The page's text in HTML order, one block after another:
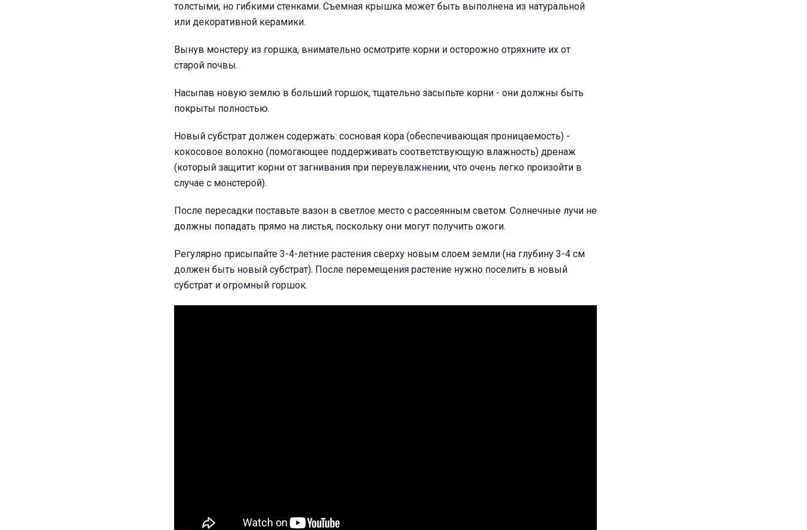
толстыми, но гибкими стенками. Съемная крышка может быть выполнена из натуральной
или декоративной керамики.
Вынув монстеру из горшка, внимательно осмотрите корни и осторожно отряхните их от
старой почвы.
Насыпав новую землю в больший горшок, тщательно засыпьте корни - они должны быть
покрыты полностью.
Новый субстрат должен содержать: сосновая кора (обеспечивающая проницаемость) -
кокосовое волокно (помогающее поддерживать соответствующую влажность) дренаж
(который защитит корни от загнивания при переувлажнении, что очень легко произойти в
случае с монстерой).
После пересадки поставьте вазон в светлое место с рассеянным светом. Солнечные лучи не
должны попадать прямо на листья, поскольку они могут получить ожоги.
Регулярно присыпайте 3-4-летние растения сверху новым слоем земли (на глубину 3-4 см
должен быть новый субстрат). После перемещения растение нужно поселить в новый
субстрат и огромный горшок.